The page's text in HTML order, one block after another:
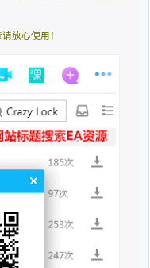
放心使用！